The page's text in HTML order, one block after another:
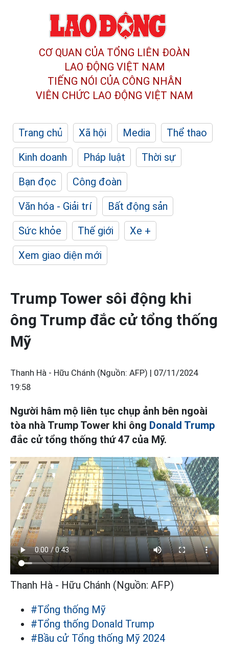
CƠ QUAN CỦA TỔNG LIÊN ĐOÀN
LAO ĐỘNG VIỆT NAM
TIẾNG NÓI CỦA CÔNG NHÂN
VIÊN CHỨC LAO ĐỘNG VIỆT NAM
Trang chủ Xã hội Media
Thể thao
Kinh doanh
Pháp luật
Thời sự
Bạn đọc
Công đoàn
Văn hóa - Giải trí
Bất động sản
Sức khỏe
Thế giới
Xe +
Xem giao diện mới
Trump Tower sôi động khi
ông Trump đắc cử tổng thống
Mỹ
Thanh Hà - Hữu Chánh (Nguồn: AFP) | 07/11/2024
19:58
Người hâm mộ liên tục chụp ảnh bên ngoài
tòa nhà Trump Tower khi ông Donald Trump
đắc cử tổng thống thứ 47 của Mỹ.
Thanh Hà - Hữu Chánh (Nguồn: AFP)
#Tổng thống Mỹ
#Tổng thống Donald Trump
#Bầu cử Tổng thống Mỹ 2024